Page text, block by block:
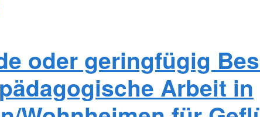
oder geringfügig
Arbeit in